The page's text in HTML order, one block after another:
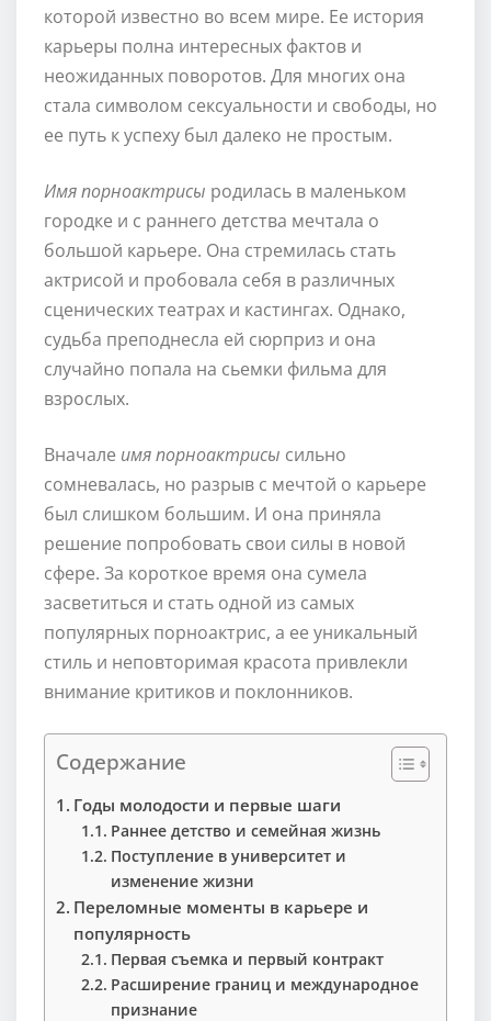
которой известно во всем мире. Ее история
карьеры полна интересных фактов и
неожиданных поворотов. Для многих она
стала символом сексуальности и свободы, но
ее путь к успеху был далеко не простым.
Имя порноактрисы родилась в маленьком
городке и с раннего детства мечтала о
большой карьере. Она стремилась стать
актрисой и пробовала себя в различных
сценических театрах и кастингах. Однако,
судьба преподнесла ей сюрприз и она
случайно попала на сьемки фильма для
взрослых.
Вначале имя порноактрисы сильно
сомневалась, но разрыв с мечтой о карьере
был слишком большим. И она приняла
решение попробовать свои силы в новой
сфере. За короткое время она сумела
засветиться и стать одной из самых
популярных порноактрис, а ее уникальный
стиль и неповторимая красота привлекли
внимание критиков и поклонников.
Содержание
Годы молодости и первые шаги
Раннее детство и семейная жизнь
Поступление в университет и
изменение жизни
Переломные моменты в карьере и
популярность
Первая съемка и первый контракт
Расширение границ и международное
признание